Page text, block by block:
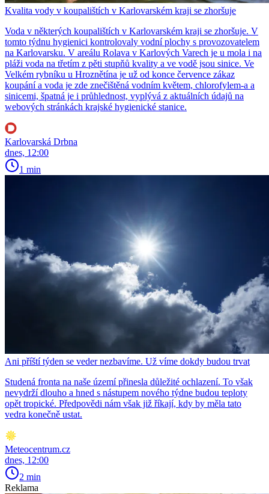
Kvalita vody v koupalištích v Karlovarském kraji se zhoršuje
Voda v některých koupalištích v Karlovarském kraji se zhoršuje. V
tomto týdnu hygienici kontrolovaly vodní plochy s provozovatelem
na Karlovarsku. V areálu Rolava v Karlových Varech je u mola i na
pláži voda na třetím z pěti stupňů kvality a ve vodě jsou sinice. Ve
Velkém rybníku u Hroznětína je už od konce července zákaz
koupání a voda je zde znečištěná vodním květem, chlorofylem-a a
sinicemi, špatná je i průhlednost, vyplývá z aktuálních údajů na
webových stránkách krajské hygienické stanice.
Karlovarská Drbna
dnes, 12:00
1 min
Ani příští týden se veder nezbavíme. Už víme dokdy budou trvat
Studená fronta na naše území přinesla důležité ochlazení. To však
nevydrží dlouho a hned s nástupem nového týdne budou teploty
opět tropické. Předpovědi nám však již říkají, kdy by měla tato
vedra konečně ustat.
Meteocentrum.cz
dnes, 12:00
2 min
Reklama